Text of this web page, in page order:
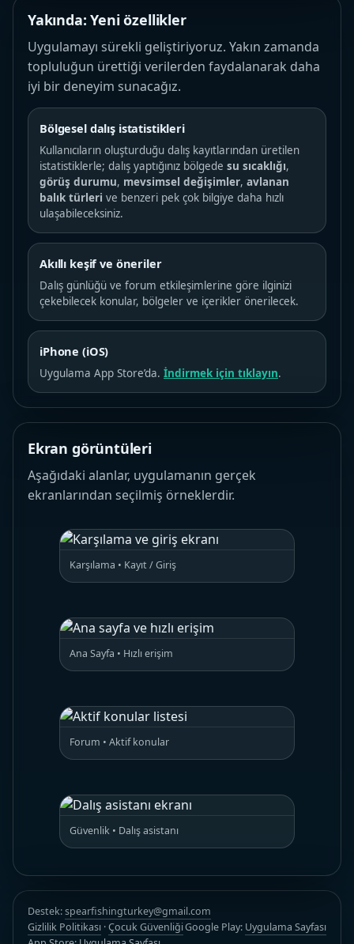
Yakında: Yeni özellikler
Uygulamayı sürekli geliştiriyoruz. Yakın zamanda
topluluğun ürettiği verilerden faydalanarak daha
iyi bir deneyim sunacağız.
Bölgesel dalış istatistikleri
Kullanıcıların oluşturduğu dalış kayıtlarından üretilen
istatistiklerle; dalış yaptığınız bölgede su sıcaklığı,
görüş durumu, mevsimsel değişimler, avlanan
balık türleri ve benzeri pek çok bilgiye daha hızlı
ulaşabileceksiniz.
Akıllı keşif ve öneriler
Dalış günlüğü ve forum etkileşimlerine göre ilginizi
çekebilecek konular, bölgeler ve içerikler önerilecek.
iPhone (iOS)
Uygulama App Store’da. İndirmek için tıklayın.
Ekran görüntüleri
Aşağıdaki alanlar, uygulamanın gerçek
ekranlarından seçilmiş örneklerdir.
Karşılama • Kayıt / Giriş
Ana Sayfa • Hızlı erişim
Forum • Aktif konular
Güvenlik • Dalış asistanı
Destek:spearfishingturkey@gmail.com
Gizlilik Politikası ·Çocuk GüvenliğiGoogle Play: Uygulama Sayfası